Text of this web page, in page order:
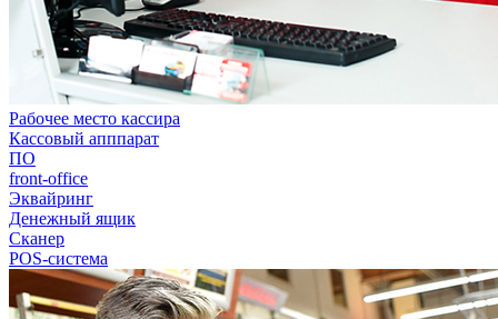
Рабочее место кассира
Кассовый апппарат
ПО
front-office
Эквайринг
Денежный ящик
Сканер
POS-система